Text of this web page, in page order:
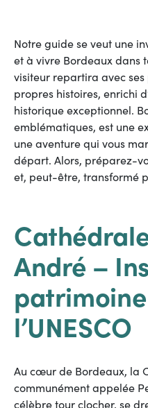
Notre guide se veut une
et à vivre Bordeaux dans
visiteur repartira avec ses
propres histoires, enrichi
historique exceptionnel.
emblématiques, est une
une aventure qui vous
départ. Alors, préparez-
et, peut-être, transformé
André –
l’UNESCO
Au cœur de Bordeaux, la
communément appelée
célèbre tour clocher, se